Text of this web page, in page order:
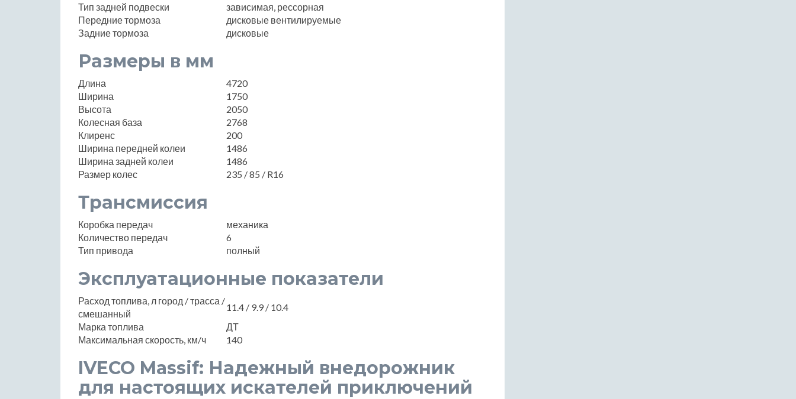
Тип задней подвески
зависимая, рессорная
Передние тормоза
дисковые вентилируемые
Задние тормоза
дисковые
Размеры в мм
Длина
4720
Ширина
1750
Высота
2050
Колесная база
2768
Клиренс
200
Ширина передней колеи
1486
Ширина задней колеи
1486
Размер колес
235 / 85 / R16
Трансмиссия
Коробка передач
механика
Количество передач
6
Тип привода
полный
Эксплуатационные показатели
Расход топлива, л город / трасса /
смешанный
11.4 / 9.9 / 10.4
Марка топлива
ДТ
Максимальная скорость, км/ч
140
IVECO Massif: Надежный внедорожник
для настоящих искателей приключений